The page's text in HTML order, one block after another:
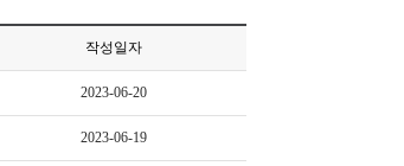
작성일자
2023-06-20
2023-06-19